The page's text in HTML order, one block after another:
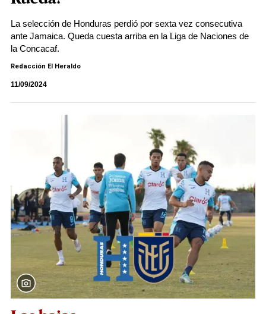
La selección de Honduras perdió por sexta vez consecutiva
ante Jamaica. Queda cuesta arriba en la Liga de Naciones de
la Concacaf.
Redacción El Heraldo
11/09/2024